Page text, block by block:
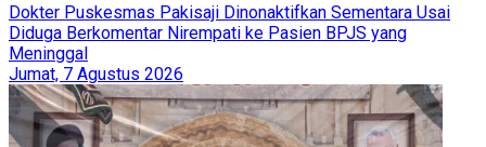
Dokter Puskesmas Pakisaji Dinonaktifkan Sementara Usai
Diduga Berkomentar Nirempati ke Pasien BPJS yang
Meninggal
Jumat, 7 Agustus 2026